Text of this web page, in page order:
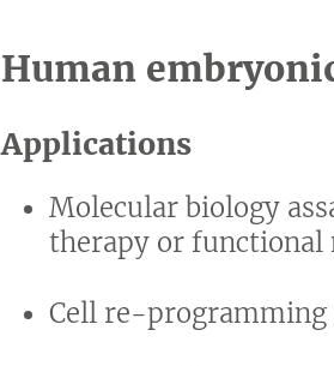
Human
Applications
Molecular biology
therapy or functional
Cell re-